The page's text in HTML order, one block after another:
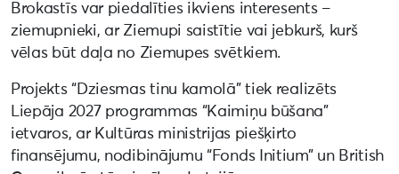
Brokastīs var piedalīties ikviens interesents –
ziemupnieki, ar Ziemupi saistītie vai jebkurš, kurš
vēlas būt daļa no Ziemupes svētkiem.
Projekts “Dziesmas tinu kamolā” tiek realizēts
Liepāja 2027 programmas “Kaimiņu būšana”
ietvaros, ar Kultūras ministrijas piešķirto
finansējumu, nodibinājumu “Fonds Initium” un British